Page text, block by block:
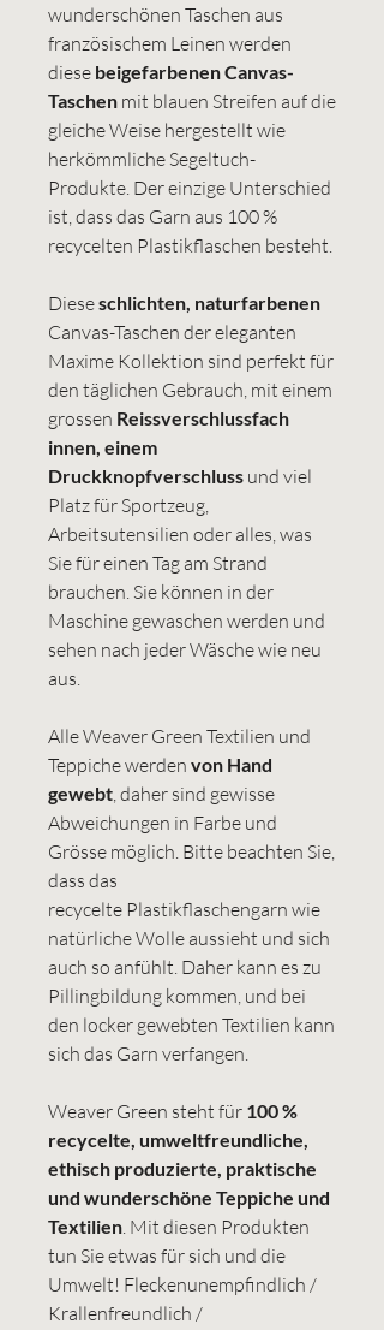
wunderschönen Taschen aus
französischem Leinen werden
diese beigefarbenen Canvas-
Taschen mit blauen Streifen auf die
gleiche Weise hergestellt wie
herkömmliche Segeltuch-
Produkte. Der einzige Unterschied
ist, dass das Garn aus 100 %
recycelten Plastikflaschen besteht.
Dieseschlichten, naturfarbenen
Canvas-Taschen der eleganten
Maxime Kollektion sind perfekt für
den täglichen Gebrauch, mit einem
grossen Reissverschlussfach
innen, einem
Druckknopfverschluss und viel
Platz für Sportzeug,
Arbeitsutensilien oder alles, was
Sie für einen Tag am Strand
brauchen. Sie können in der
Maschine gewaschen werden und
sehen nach jeder Wäsche wie neu
aus.
Alle Weaver Green Textilien und
Teppiche werden von Hand
gewebt, daher sind gewisse
Abweichungen in Farbe und
Grösse möglich. Bitte beachten Sie,
dass das
recycelte Plastikflaschengarn wie
natürliche Wolle aussieht und sich
auch so anfühlt. Daher kann es zu
Pillingbildung kommen, und bei
den locker gewebten Textilien kann
sich das Garn verfangen.
Weaver Green steht für 100 %
recycelte, umweltfreundliche,
ethisch produzierte, praktische
und wunderschöne Teppiche und
Textilien. Mit diesen Produkten
tun Sie etwas für sich und die
Umwelt! Fleckenunempfindlich /
Krallenfreundlich /